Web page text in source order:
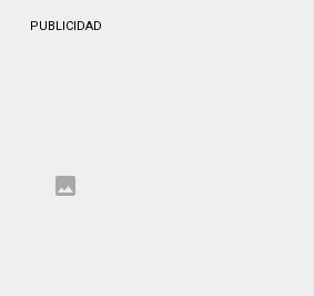
PUBLICIDAD